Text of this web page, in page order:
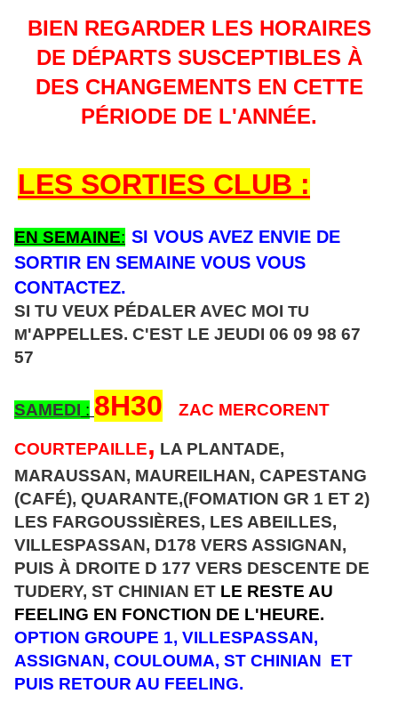
BIEN REGARDER LES HORAIRES
DE DÉPARTS SUSCEPTIBLES À
DES CHANGEMENTS EN CETTE
PÉRIODE DE L'ANNÉE.
LES SORTIES CLUB :
EN SEMAINE: SI VOUS AVEZ ENVIE DE
SORTIR EN SEMAINE VOUS VOUS
CONTACTEZ.
SI TU VEUX PÉDALER AVEC MOI TU
M'APPELLES. C'EST LE JEUDI 06 09 98 67
57
SAMEDI : 8H30 ZAC MERCORENT
COURTEPAILLE, LA PLANTADE,
MARAUSSAN, MAUREILHAN, CAPESTANG
(CAFÉ), QUARANTE,(FOMATION GR 1 ET 2)
LES FARGOUSSIÈRES, LES ABEILLES,
VILLESPASSAN, D178 VERS ASSIGNAN,
PUIS À DROITE D 177 VERS DESCENTE DE
TUDERY, ST CHINIAN ET LE RESTE AU
FEELING EN FONCTION DE L'HEURE.
OPTION GROUPE 1, VILLESPASSAN,
ASSIGNAN, COULOUMA, ST CHINIAN ET
PUIS RETOUR AU FEELING.